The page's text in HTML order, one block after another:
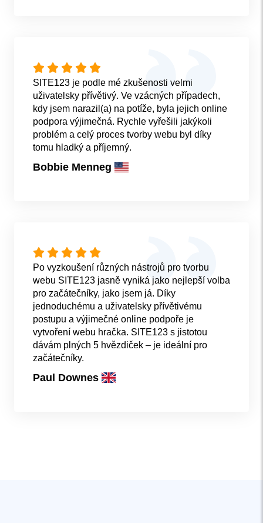
SITE123 je podle mé zkušenosti velmi
uživatelsky přívětivý. Ve vzácných případech,
kdy jsem narazil(a) na potíže, byla jejich online
podpora výjimečná. Rychle vyřešili jakýkoli
problém a celý proces tvorby webu byl díky
tomu hladký a příjemný.
Bobbie Menneg
Po vyzkoušení různých nástrojů pro tvorbu
webu SITE123 jasně vyniká jako nejlepší volba
pro začátečníky, jako jsem já. Díky
jednoduchému a uživatelsky přívětivému
postupu a výjimečné online podpoře je
vytvoření webu hračka. SITE123 s jistotou
dávám plných 5 hvězdiček – je ideální pro
začátečníky.
Paul Downes